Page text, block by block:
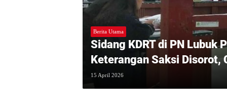
Berita Utama
Sidang KDRT di PN Lubuk
Keterangan Saksi Disorot,
Ada Kejanggalan?
15 April 2026